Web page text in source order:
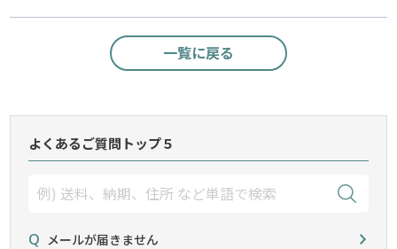
一覧に戻る
よくあるご質問トップ５
メールが届きません